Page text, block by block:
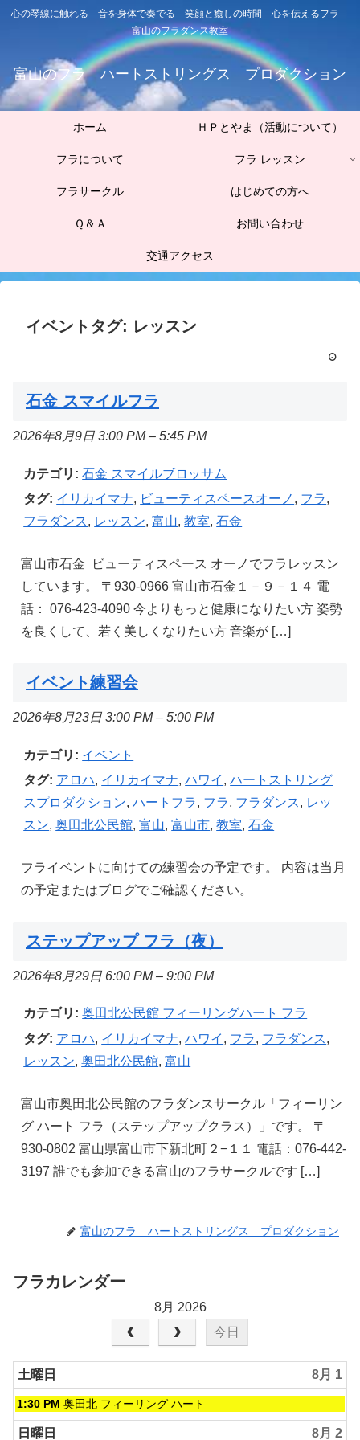
心の琴線に触れる 音を身体で奏でる 笑顔と癒しの時間 心を伝えるフラ
富山のフラダンス教室
富山のフラ ハートストリングス プロダクション
ホーム ＨＰとやま（活動について）
フラについて フラ レッスン
フラサークル はじめての方へ
Ｑ＆Ａ お問い合わせ
交通アクセス
イベントタグ: レッスン
石金 スマイルフラ
2026年8月9日 3:00 PM– 5:45 PM
カテゴリ: 石金 スマイルブロッサム
タグ: イリカイマナ, ビューティスペースオーノ , フラ,
フラダンス, レッスン,富山,教室,石金
富山市石金 ビューティスペース オーノでフラレッスン
しています。 〒930-0966 富山市石金１－９－１４ 電
話： 076-423-4090 今よりもっと健康になりたい方 姿勢
を良くして、若く美しくなりたい方 音楽が […]
イベント練習会
2026年8月23日 3:00 PM– 5:00 PM
カテゴリ: イベント
タグ: アロハ, イリカイマナ,ハワイ ,ハートストリング
スプロダクション,ハートフラ, フラ, フラダンス, レッ
スン,奥田北公民館,富山,富山市,教室,石金
フライベントに向けての練習会の予定です。 内容は当月
の予定またはブログでご確認ください。
ステップアップ フラ（夜）
2026年8月29日 6:00 PM– 9:00 PM
カテゴリ: 奥田北公民館 フィーリングハート フラ
タグ: アロハ, イリカイマナ,ハワイ , フラ, フラダンス,
レッスン,奥田北公民館,富山
富山市奥田北公民館のフラダンスサークル「フィーリン
グ ハート フラ（ステップアップクラス）」です。 〒
930-0802 富山県富山市下新北町２−１１ 電話：076-442-
3197 誰でも参加できる富山のフラサークルです […]
富山のフラ ハートストリングス プロダクション
フラカレンダー
8月 2026
今日
土曜日 8月 1
土
曜
日,
1:30 PM 奥田北 フィーリング ハート
日曜日 8月 2